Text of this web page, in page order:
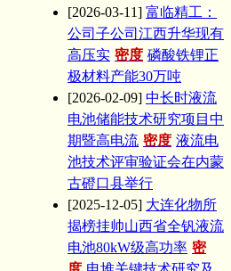
[2026-03-11] 富临精工：
公司子公司江西升华现有
高压实 密度 磷酸铁锂正
极材料产能30万吨
[2026-02-09] 中长时液流
电池储能技术研究项目中
期暨高电流 密度 液流电
池技术评审验证会在内蒙
古磴口县举行
[2025-12-05] 大连化物所
揭榜挂帅山西省全钒液流
电池80kW级高功率 密